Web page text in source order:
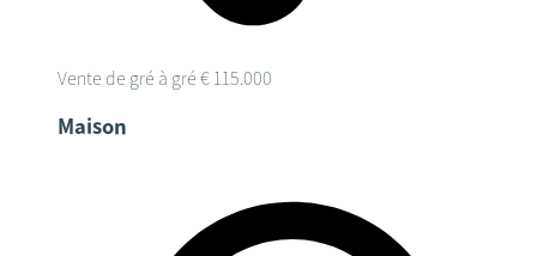
Vente de gré à gré € 115.000
Maison